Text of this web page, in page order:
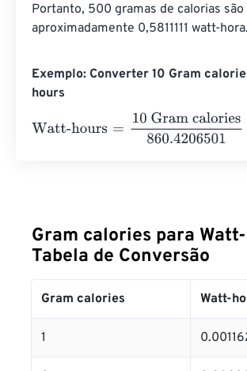
Portanto, 500 gramas de calorias são
aproximadamente 0,5811111 watt-hora.
Exemplo: Converter 10 Gram
hours
Watt-hours
10 Gram calories
Gram calories para
Tabela de Conversão
Gram calories Watt-
1